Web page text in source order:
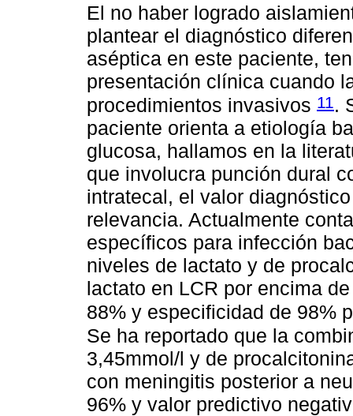
El no haber logrado
plantear el diagnóstico
aséptica en este paciente,
presentación clínica cuando
procedimientos invasivos 11.
paciente orienta a etiología
glucosa, hallamos en la
que involucra punción dural
intratecal, el valor
relevancia. Actualmente
específicos para infección
niveles de lactato y de
lactato en LCR por encima
88% y especificidad de 98%
Se ha reportado que la
3,45mmol/l y de
con meningitis posterior a
96% y valor predictivo